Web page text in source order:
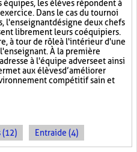
les élèves répondent à
Dans le cas du tournoi
l'enseignant désigne deux chefs
librement leurs coéquipiers.
à tour de rôle à l'intérieur d'une
À la première
à l'équipe adverse et ainsi
aux élèves d’améliorer
compétitif sain et
(12) Entraide (4)